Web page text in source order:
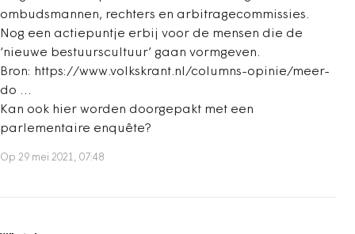
ombudsmannen, rechters en ­arbitragecommissies.
Nog een actiepuntje erbij voor de mensen die de
‘nieuwe bestuurscultuur’ gaan vormgeven.
Bron: https://www.volkskrant.nl/columns-opinie/meer-
do …
Kan ook hier worden doorgepakt met een
parlementaire enquête?
Op 29 mei 2021, 07:48